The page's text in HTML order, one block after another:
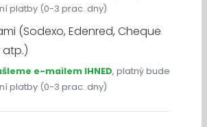
platby (0-3 prac. dny)
(Sodexo, Edenred, Cheque
atp.)
e-mailem IHNED, platný bude
platby (0-3 prac. dny)